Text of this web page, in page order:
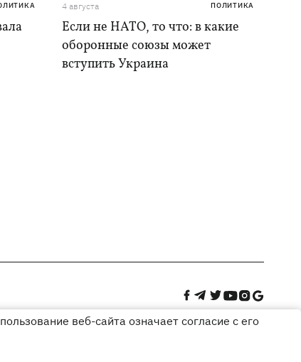
4 августа ПОЛИТИКА
Если не НАТО, то что: в какие
оборонные союзы может
вступить Украина
веб-сайта означает согласие с его